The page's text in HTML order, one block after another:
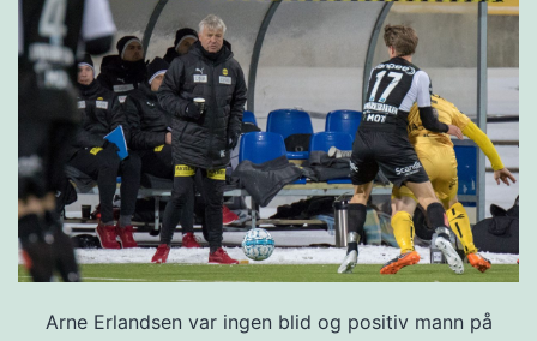
Arne Erlandsen var ingen blid og positiv mann på